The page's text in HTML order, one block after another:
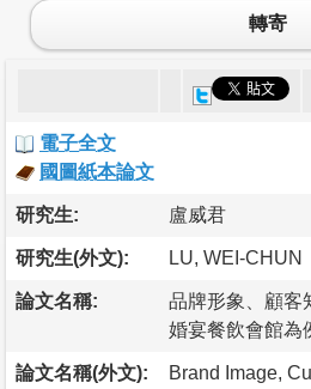
轉寄
電子全文
國圖紙本論文
研究生: 盧威君
研究生(外文): LU, WEI-CHUN
論文名稱:
品牌形象、顧客
婚宴餐飲會館為
論文名稱(外文):
Brand Image,